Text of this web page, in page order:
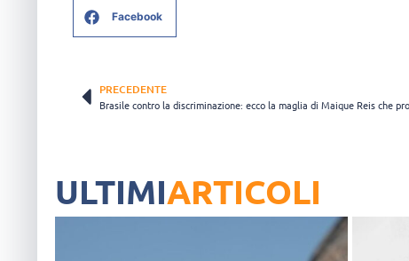
Facebook
PRECEDENTE
ULTIMIARTICOLI